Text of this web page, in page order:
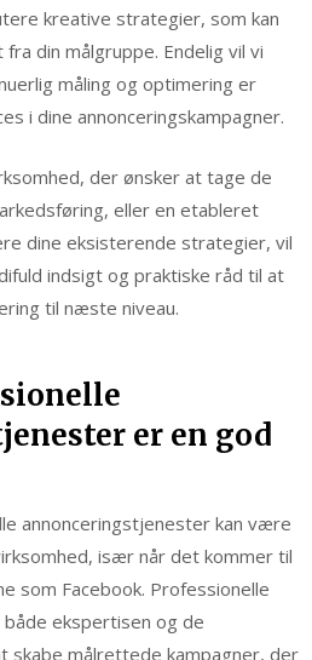
kreative strategier, som kan
din målgruppe. Endelig vil vi
måling og optimering er
i dine annonceringskampagner.
der ønsker at tage de
eller en etableret
dine eksisterende strategier, vil
indsigt og praktiske råd til at
til næste niveau.
er en god
annonceringstjenester kan være
især når det kommer til
som Facebook. Professionelle
ekspertisen og de
målrettede kampagner, der